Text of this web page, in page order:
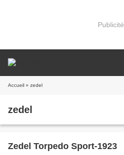
Publicité
Accueil » zedel
zedel
Zedel Torpedo Sport-1923